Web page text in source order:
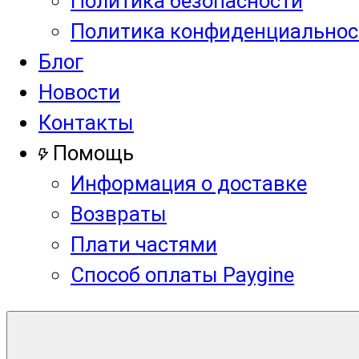
Политика
Блог
Новости
Контакты
Помощь
Информация о доставке
Возвраты
Плати частями
Способ оплаты Paygine